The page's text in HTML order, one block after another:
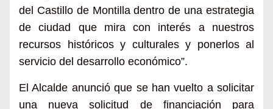
del Castillo de Montilla dentro de una estrategia
de ciudad que mira con interés a nuestros
recursos históricos y culturales y ponerlos al
servicio del desarrollo económico”.
El Alcalde anunció que se han vuelto a solicitar
una nueva solicitud de financiación para